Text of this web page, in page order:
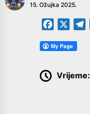
15. Ožujka 2025.
Facebook
Vrijeme: